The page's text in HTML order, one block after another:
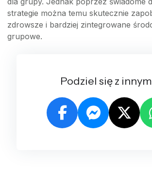
strategie można temu skutecznie
zdrowsze i bardziej zintegrowane
grupowe.
Podziel się z